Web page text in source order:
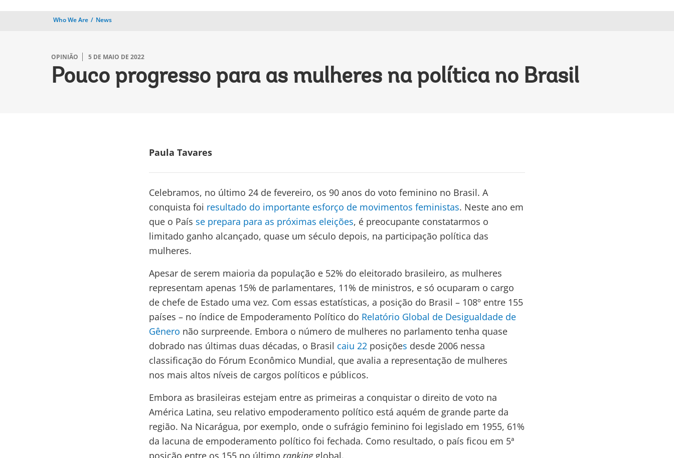
Who We Are News
OPINIÃO 5 DE MAIO DE 2022
Pouco progresso para as mulheres na política no Brasil
Paula Tavares
Celebramos, no último 24 de fevereiro, os 90 anos do voto feminino no Brasil. A
conquista foi resultado do importante esforço de movimentos feministas. Neste ano em
que o País se prepara para as próximas eleições, é preocupante constatarmos o
limitado ganho alcançado, quase um século depois, na participação política das
mulheres.
Apesar de serem maioria da população e 52% do eleitorado brasileiro, as mulheres
representam apenas 15% de parlamentares, 11% de ministros, e só ocuparam o cargo
de chefe de Estado uma vez. Com essas estatísticas, a posição do Brasil – 108º entre 155
países – no índice de Empoderamento Político do Relatório Global de Desigualdade de
Gênero não surpreende. Embora o número de mulheres no parlamento tenha quase
dobrado nas últimas duas décadas, o Brasil caiu 22 posições desde 2006 nessa
classificação do Fórum Econômico Mundial, que avalia a representação de mulheres
nos mais altos níveis de cargos políticos e públicos.
Embora as brasileiras estejam entre as primeiras a conquistar o direito de voto na
América Latina, seu relativo empoderamento político está aquém de grande parte da
região. Na Nicarágua, por exemplo, onde o sufrágio feminino foi legislado em 1955, 61%
da lacuna de empoderamento político foi fechada. Como resultado, o país ficou em 5ª
posição entre os 155 no último rankingglobal.